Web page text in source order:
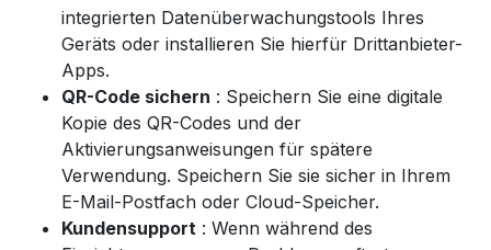
integrierten Datenüberwachungstools Ihres
Geräts oder installieren Sie hierfür Drittanbieter-
Apps.
QR-Code sichern : Speichern Sie eine digitale
Kopie des QR-Codes und der
Aktivierungsanweisungen für spätere
Verwendung. Speichern Sie sie sicher in Ihrem
E-Mail-Postfach oder Cloud-Speicher.
Kundensupport : Wenn während des